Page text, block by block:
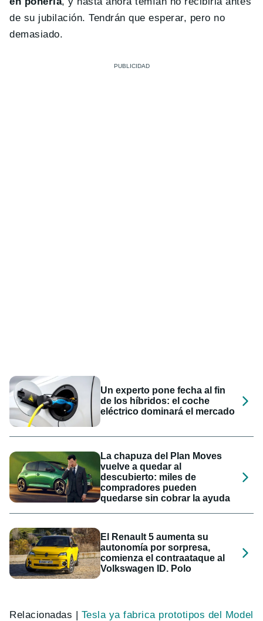
de su jubilación. Tendrán que esperar, pero no
demasiado.
Un experto pone fecha al fin
de los híbridos: el coche
eléctrico dominará el mercado
La chapuza del Plan Moves
vuelve a quedar al
descubierto: miles de
compradores pueden
quedarse sin cobrar la ayuda
El Renault 5 aumenta su
autonomía por sorpresa,
comienza el contraataque al
Volkswagen ID. Polo
Relacionadas | Tesla ya fabrica prototipos del Model